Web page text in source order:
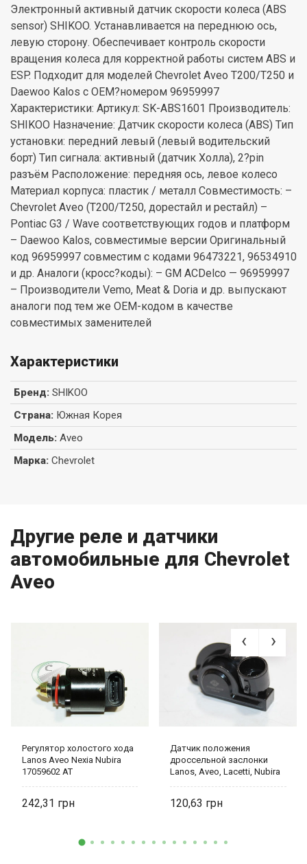
Электронный активный датчик скорости колеса (ABS
sensor) SHIKOO. Устанавливается на переднюю ось,
левую сторону. Обеспечивает контроль скорости
вращения колеса для корректной работы систем ABS и
ESP. Подходит для моделей Chevrolet Aveo T200/T250 и
Daewoo Kalos с OEM?номером 96959997
Характеристики: Артикул: SK-ABS1601 Производитель:
SHIKOO Назначение: Датчик скорости колеса (ABS) Тип
установки: передний левый (левый водительский
борт) Тип сигнала: активный (датчик Холла), 2?pin
разъём Расположение: передняя ось, левое колесо
Материал корпуса: пластик / металл Совместимость: –
Chevrolet Aveo (T200/T250, дорестайл и рестайл) –
Pontiac G3 / Wave соответствующих годов и платформ
– Daewoo Kalos, совместимые версии Оригинальный
код 96959997 совместим с кодами 96473221, 96534910
и др. Аналоги (кросс?коды): – GM ACDelco — 96959997
– Производители Vemo, Meat & Doria и др. выпускают
аналоги под тем же OEM-кодом в качестве
совместимых заменителей
Характеристики
Бренд: SHIKOO
Страна: Южная Корея
Модель: Aveo
Марка: Chevrolet
Другие реле и датчики
автомобильные для Chevrolet
Aveo
Регулятор холостого хода
Lanos Aveo Nexia Nubira
17059602 АТ
242,31
Датчик положения
дроссельной заслонки
Lanos, Aveo, Lacetti, Nubira
120,63